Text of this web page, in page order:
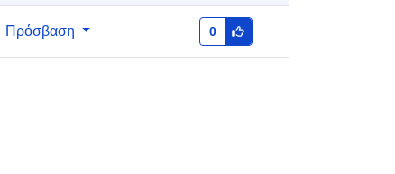
Πρόσβαση 0
http://data.europa.eu/88u/dataset/fr-
120066022-srv-92b1f008-bfa0-
4d25-b679-511f755e5495